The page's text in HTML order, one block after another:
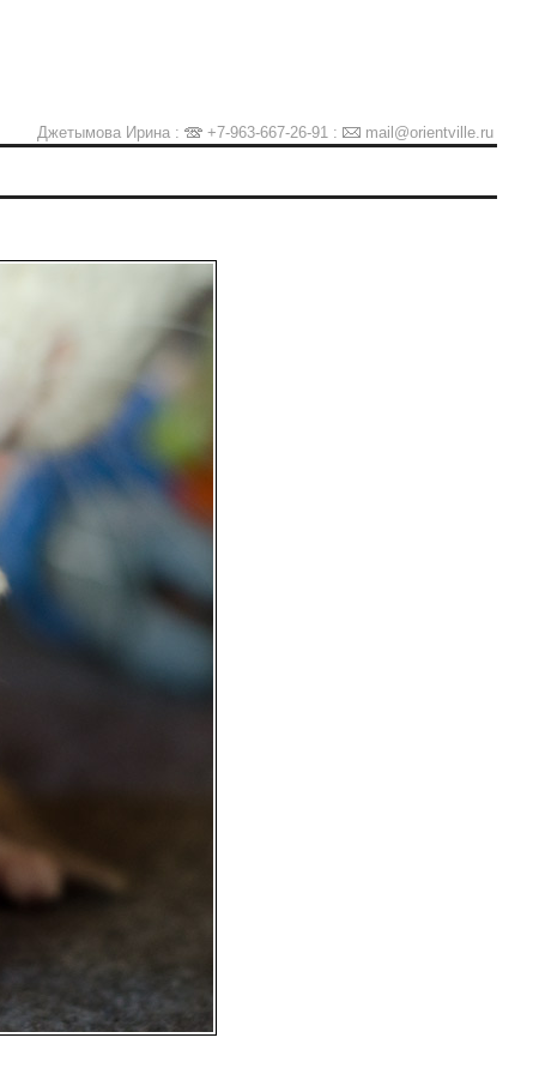
Джетымова Ирина : +7-963-667-26-91 : mail@orientville.ru